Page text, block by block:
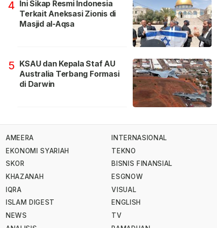
4 Ini Sikap Resmi Indonesia
Terkait Aneksasi Zionis di
Masjid al-Aqsa
5 KSAU dan Kepala Staf AU
Australia Terbang Formasi
di Darwin
AMEERA
EKONOMI SYARIAH
SKOR
KHAZANAH
IQRA
ISLAM DIGEST
NEWS
INTERNASIONAL
TEKNO
BISNIS FINANSIAL
ESGNOW
VISUAL
ENGLISH
TV